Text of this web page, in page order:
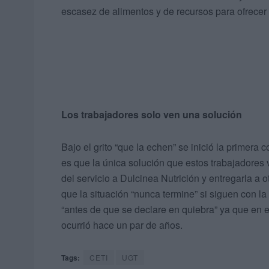
escasez de alimentos y de recursos para
Los trabajadores solo ven una solución
Bajo el grito “que la echen” se inició la primera
es que la única solución que estos
del servicio a Dulcinea Nutrición y entregarla a
que la situación “nunca termine” si siguen con
“antes de que se declare en quiebra” ya que
ocurrió hace un par de años.
Tags: CETI UGT